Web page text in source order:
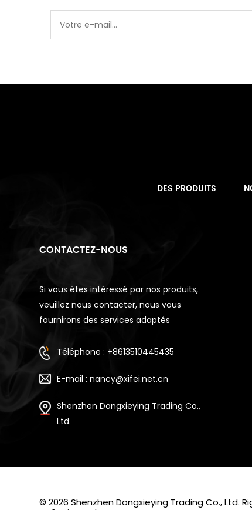
DES PRODUITS
CONTACTEZ-NOUS
Si vous êtes intéressé par nos produits,
veuillez nous contacter, nous vous
fournirons des services adaptés
Téléphone : +8613510445435
E-mail : nancy@xifei.net.cn
Shenzhen Dongxieying Trading Co.,
Ltd.
© 2026 Shenzhen Dongxieying Trading Co., Ltd.